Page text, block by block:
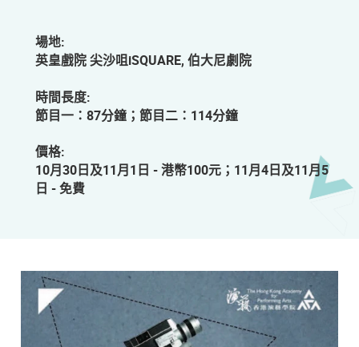
場地:
英皇戲院 尖沙咀iSQUARE, 伯大尼劇院
時間長度:
節目一：87分鐘；節目二：114分鐘
價格:
10月30日及11月1日 - 港幣100元；11月4日及11月5
日 - 免費